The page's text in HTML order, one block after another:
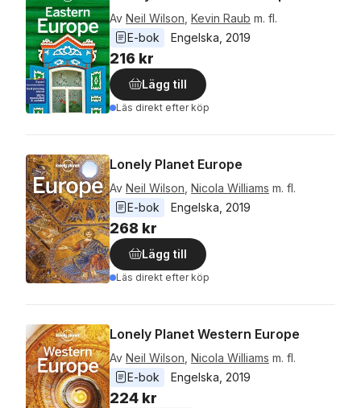
Av Neil Wilson Kevin Raub m. fl.
E-bok
Engelska 2019
216 kr
Lägg till
Läs direkt efter köp
Lonely Planet Europe
Av Neil Wilson Nicola Williams m. fl.
E-bok
Engelska 2019
268 kr
Lägg till
Läs direkt efter köp
Lonely Planet Western Europe
Av Neil Wilson Nicola Williams m. fl.
E-bok
Engelska 2019
224 kr